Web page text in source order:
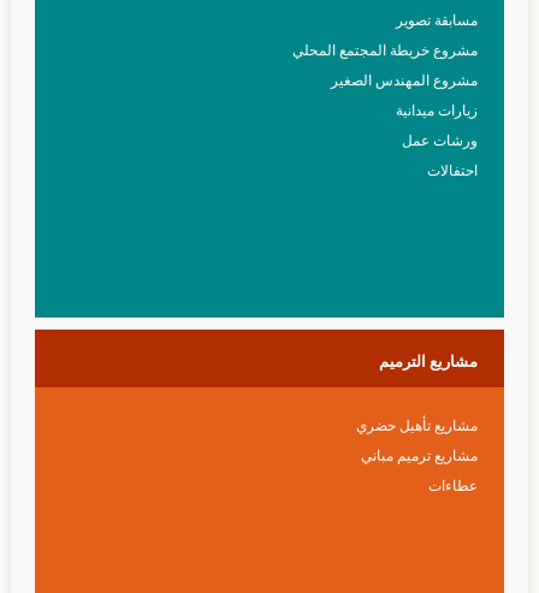
مسابقة تصوير
مشروع خريطة المجتمع المحلي
مشروع المهندس الصغير
زيارات ميدانية
ورشات عمل
احتفالات
مشاريع الترميم
مشاريع تأهيل حضري
مشاريع ترميم مباني
عطاءات